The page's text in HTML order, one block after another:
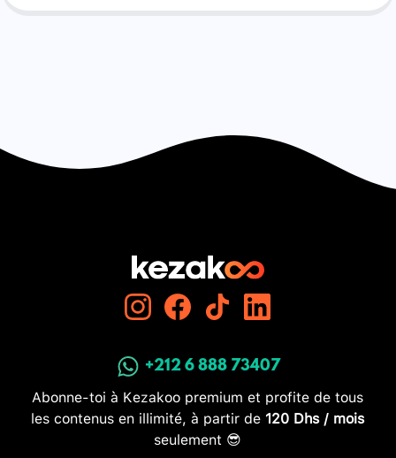
+212 6 888 73407
Abonne-toi à Kezakoo premium et profite de tous
les contenus en illimité, à partir de 120 Dhs / mois
seulement 😎